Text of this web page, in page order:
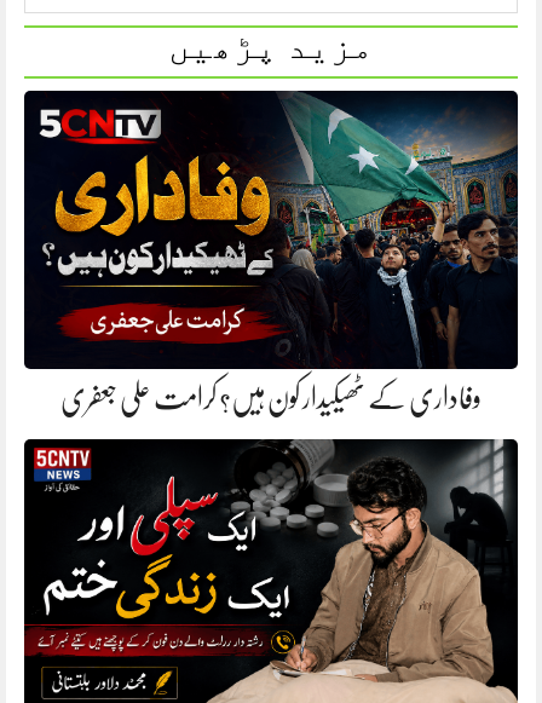
مزید پڑھیں
وفاداری کے ٹھیکیدار کون ہیں؟ کرامت علی جعفری